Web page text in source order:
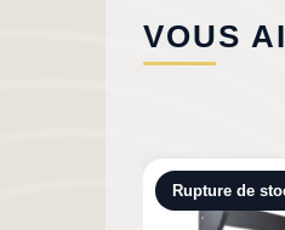
VOUS
Rupture de